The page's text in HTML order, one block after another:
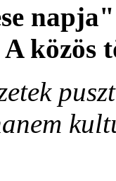
A közös